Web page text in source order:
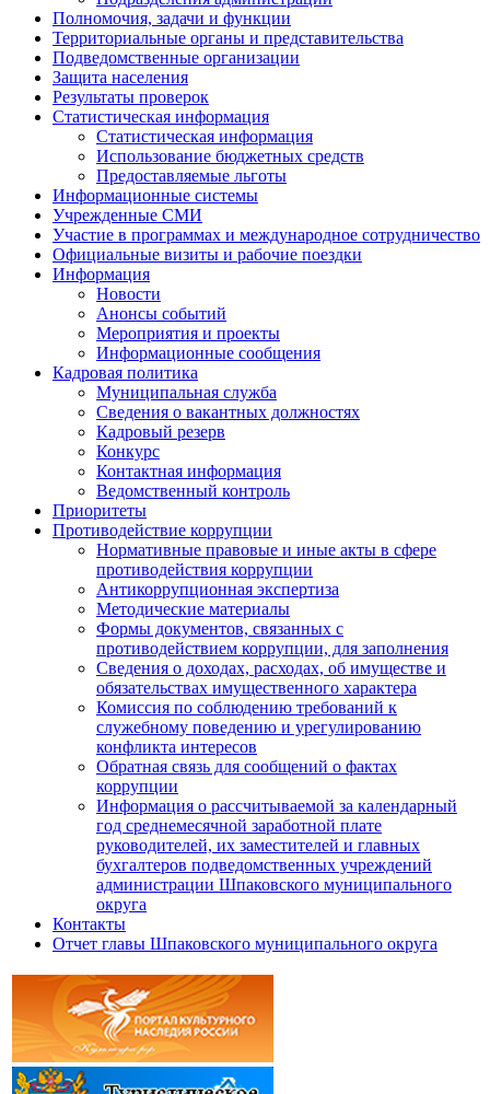
Полномочия, задачи и функции
Территориальные органы и представительства
Подведомственные организации
Защита населения
Результаты проверок
Статистическая информация
Статистическая информация
Использование бюджетных средств
Предоставляемые льготы
Информационные системы
Учрежденные СМИ
Участие в программах и международное сотрудничество
Официальные визиты и рабочие поездки
Информация
Новости
Анонсы событий
Мероприятия и проекты
Информационные сообщения
Кадровая политика
Муниципальная служба
Сведения о вакантных должностях
Кадровый резерв
Конкурс
Контактная информация
Ведомственный контроль
Приоритеты
Противодействие коррупции
Нормативные правовые и иные акты в сфере
противодействия коррупции
Антикоррупционная экспертиза
Методические материалы
Формы документов, связанных с
противодействием коррупции, для заполнения
Сведения о доходах, расходах, об имуществе и
обязательствах имущественного характера
Комиссия по соблюдению требований к
служебному поведению и урегулированию
конфликта интересов
Обратная связь для сообщений о фактах
коррупции
Информация о рассчитываемой за календарный
год среднемесячной заработной плате
руководителей, их заместителей и главных
бухгалтеров подведомственных учреждений
администрации Шпаковского муниципального
округа
Контакты
Отчет главы Шпаковского муниципального округа